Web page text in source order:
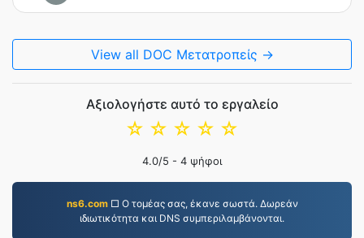
View all DOC Μετατροπείς →
Αξιολογήστε αυτό το εργαλείο
☆
☆
☆
☆
☆
4.0/5 - 4 ψήφοι
ns6.com□ Ο τομέας σας, έκανε σωστά. Δωρεάν
ιδιωτικότητα και DNS συμπεριλαμβάνονται.